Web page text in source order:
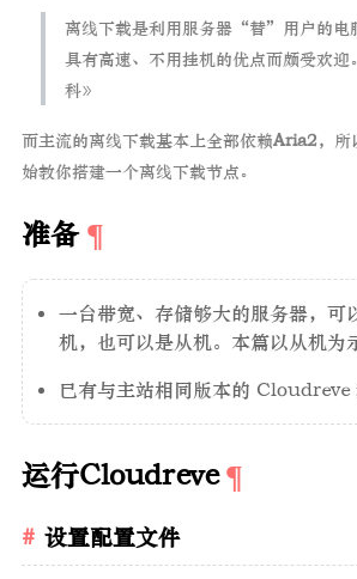
离线下载是利用服务器“替”用户的电
具有高速、不用挂机的优点而颇受欢
科》
而主流的离线下载基本上全部依赖Aria2，所
始教你搭建一个离线下载节点。
准备
一台带宽、存储够大的服务器，可
机，也可以是从机。本篇以从机为
已有与主站相同版本的 Cloudreve
运行Cloudreve
设置配置文件